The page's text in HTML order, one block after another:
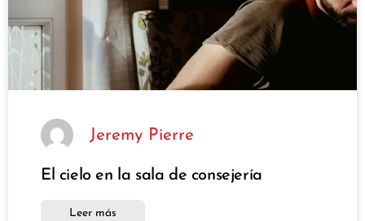
Jeremy Pierre
El cielo en la sala de consejería
Leer más